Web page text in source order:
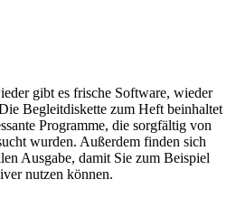
gibt es frische Software, wieder
Begleitdiskette zum Heft beinhaltet
Programme, die sorgfältig von
wurden. Außerdem finden sich
Ausgabe, damit Sie zum Beispiel
nutzen können.